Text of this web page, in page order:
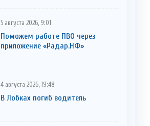
5 августа 2026, 9:01
Поможем работе ПВО через
приложение «Радар.НФ»
4 августа 2026, 19:48
В Лобках погиб водитель